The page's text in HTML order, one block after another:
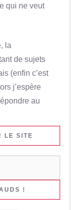
qui ne veut
la
de sujets
(enfin c’est
j’espère
au
LE SITE
!